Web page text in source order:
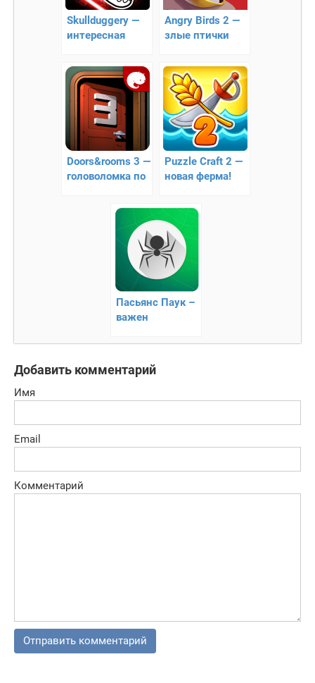
Skullduggery —
интересная
головоломка
Angry Birds 2 —
злые птички
Doors&rooms 3 —
головоломка по
Puzzle Craft 2 —
новая ферма!
Пасьянс Паук –
важен
расклад
Добавить комментарий
Имя
Email
Комментарий